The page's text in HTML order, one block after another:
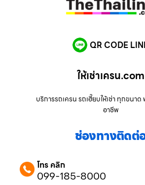
QR CODE
ให้เช่าเครน.com
บริการรถเครน รถเฮี๊ยบให้เช่า ทุกขนา
อาชีพ
ช่องทางติดต่
โทร คลิก
099-185-8000